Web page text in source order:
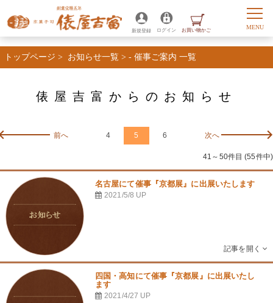
トップページ > お知らせ一覧 > - 催事ご案内 一覧
俵屋吉富からのお知らせ
前へ 4 5 6 次へ
41～50件目 (55件中)
名古屋にて催事『京都展』に出展いたします
2021/5/8 UP
四国・高知にて催事『京都展』に出展いたし
ます
2021/4/27 UP